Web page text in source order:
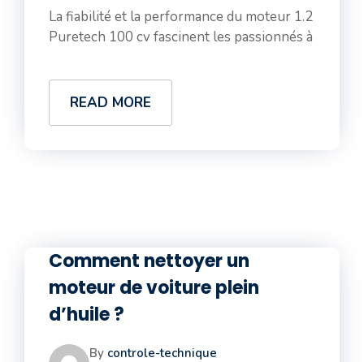
La fiabilité et la performance du moteur 1.2
Puretech 100 cv fascinent les passionnés à
READ MORE
Comment nettoyer un
moteur de voiture plein
d’huile ?
By controle-technique